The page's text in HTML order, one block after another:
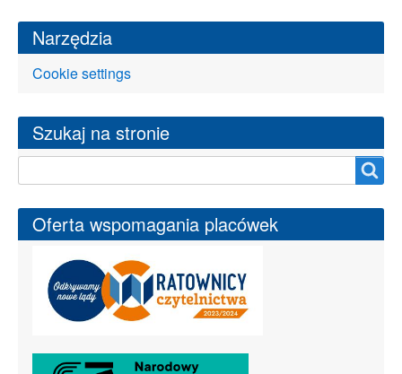
Narzędzia
Cookie settings
Szukaj na stronie
Oferta wspomagania placówek